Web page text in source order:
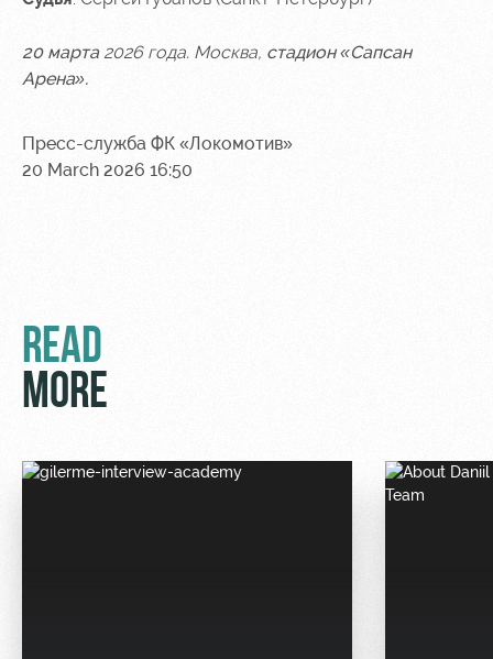
20 марта2026 года. Москва, стадион«Сапсан
Арена».
Пресс-служба ФК «Локомотив»
20 March 2026 16:50
READ
MORE